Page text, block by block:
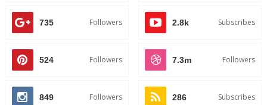
735 Followers 2.8k Subscribes
524 Followers 7.3m Followers
849 Followers 286 Subscribes